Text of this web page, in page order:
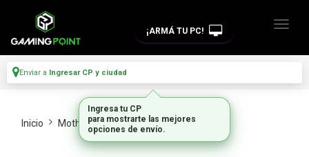
¡ARMÁ TU PC!
Enviar a Ingresar CP y ciudad
Inicio Motherboards Intel Y Amd
Ingresa tu CP
para mostrarte las mejores
opciones de envío.